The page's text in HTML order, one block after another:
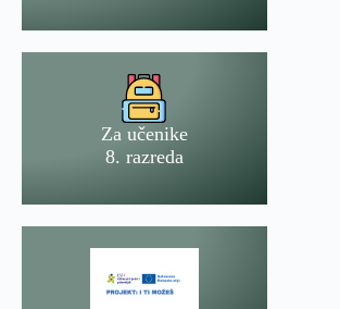
Za učenike
8. razreda